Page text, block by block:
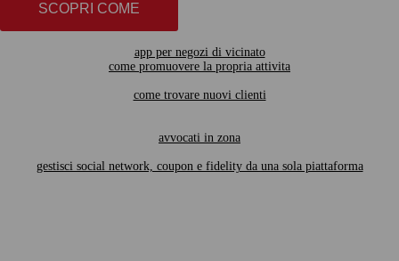
SCOPRI COME
app per negozi di vicinato
come promuovere la propria attivita
come trovare nuovi clienti
avvocati in zona
gestisci social network, coupon e fidelity da una sola piattaforma